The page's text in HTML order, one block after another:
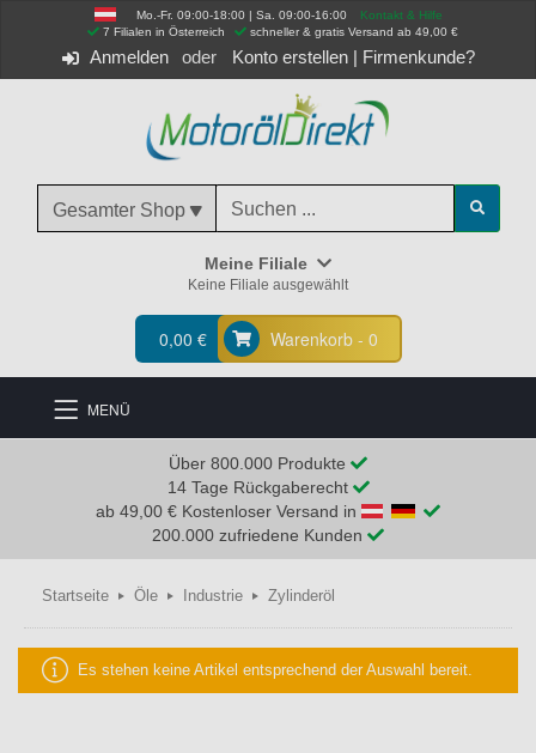
Mo.-Fr. 09:00-18:00 | Sa. 09:00-16:00
Kontakt & Hilfe
7 Filialen in Österreich
schneller & gratis Versand ab 49,00 €
Anmelden Konto erstellen| Firmenkunde?
Gesamter Shop
Meine Filiale
Keine Filiale ausgewählt
0,00 € Warenkorb - 0
MENÜ
Über 800.000 Produkte
14 Tage Rückgaberecht
ab 49,00 € Kostenloser Versand in
200.000 zufriedene Kunden
Startseite Öle Industrie Zylinderöl
Es stehen keine Artikel entsprechend der Auswahl bereit.